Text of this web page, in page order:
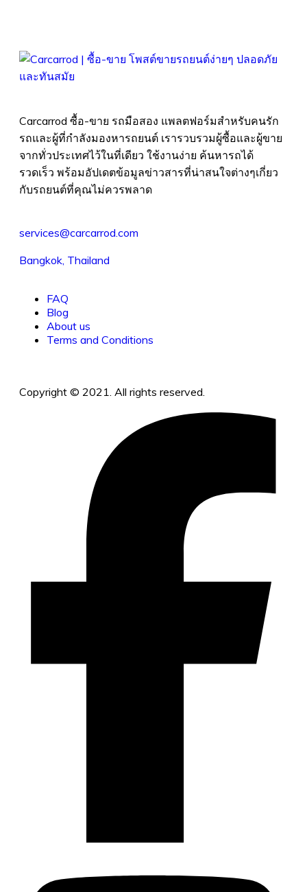
Carcarrod ซื้อ-ขาย รถมือสอง แพลตฟอร์มสำหรับคนรัก
รถและผู้ที่กำลังมองหารถยนต์ เรารวบรวมผู้ซื้อและผู้ขาย
จากทั่วประเทศไว้ในที่เดียว ใช้งานง่าย ค้นหารถได้
รวดเร็ว พร้อมอัปเดตข้อมูลข่าวสารที่น่าสนใจต่างๆเกี่ยว
กับรถยนต์ที่คุณไม่ควรพลาด
services@carcarrod.com
Bangkok, Thailand
FAQ
Blog
About us
Terms and Conditions
Copyright © 2021. All rights reserved.